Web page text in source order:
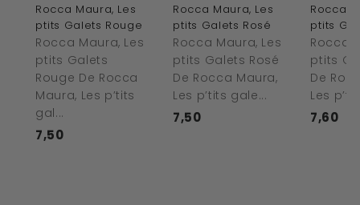
Rocca Maura, Les
ptits Galets Rouge
Rocca Maura, Les
ptits Galets
Rouge De Rocca
Maura, Les p’tits
gal...
7,50
Rocca Maura, Les
ptits Galets Rosé
Rocca Maura, Les
ptits Galets Rosé
De Rocca Maura,
Les p’tits gale...
7,50
Rocca
ptits
Rocca
ptits
De
Les
7,60